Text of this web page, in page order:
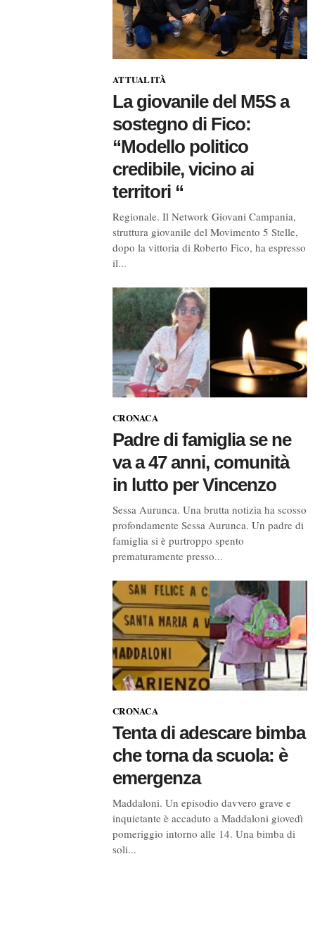
ATTUALITÀ
La giovanile del M5S a
sostegno di Fico:
“Modello politico
credibile, vicino ai
territori “
Regionale. Il Network Giovani Campania,
struttura giovanile del Movimento 5 Stelle,
dopo la vittoria di Roberto Fico, ha espresso
il...
CRONACA
Padre di famiglia se ne
va a 47 anni, comunità
in lutto per Vincenzo
Sessa Aurunca. Una brutta notizia ha scosso
profondamente Sessa Aurunca. Un padre di
famiglia si è purtroppo spento
prematuramente presso...
CRONACA
Tenta di adescare bimba
che torna da scuola: è
emergenza
Maddaloni. Un episodio davvero grave e
inquietante è accaduto a Maddaloni giovedì
pomeriggio intorno alle 14. Una bimba di
soli...